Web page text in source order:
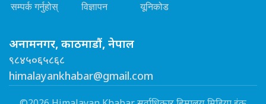
सम्पर्क गर्नुहोस् विज्ञापन यूनिकोड
अनामनगर, काठमाडौं, नेपाल
९८४५०६५८६८
himalayankhabar@gmail.com